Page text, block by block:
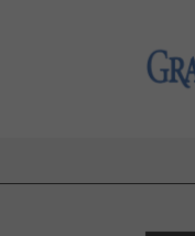
Gran